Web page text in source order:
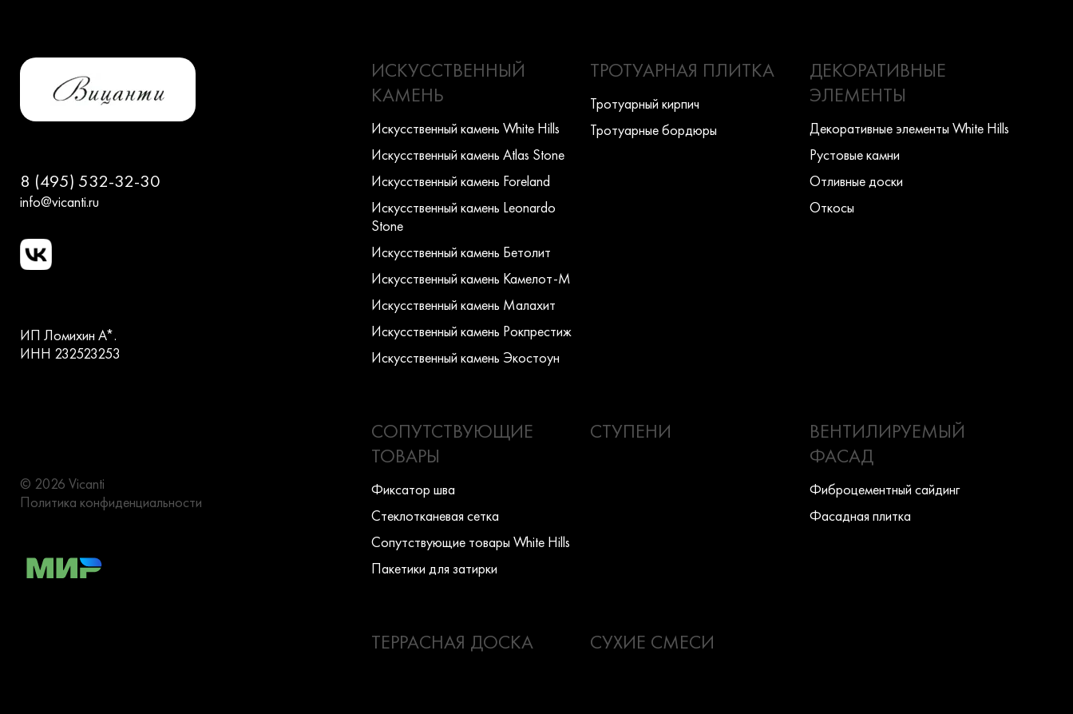
8 (495) 532-32-30
info@vicanti.ru
ИП Ломихин А*.
ИНН 232523253
© 2026 Vicanti
Политика конфиденциальности
ИСКУССТВЕННЫЙ
КАМЕНЬ
Искусcтвенный камень White Hills
Искусcтвенный камень Atlas Stone
Искусcтвенный камень Foreland
Искусcтвенный камень Leonardo
Stone
Искусcтвенный камень Бетолит
Искусcтвенный камень Камелот-М
Искусcтвенный камень Малахит
Искусcтвенный камень Рокпрестиж
Искусcтвенный камень Экостоун
ТРОТУАРНАЯ ПЛИТКА
Тротуарный кирпич
Тротуарные бордюры
ДЕКОРАТИВНЫЕ
ЭЛЕМЕНТЫ
Декоративные элементы White Hills
Рустовые камни
Отливные доски
Откосы
СОПУТСТВУЮЩИЕ
ТОВАРЫ
Фиксатор шва
Стеклотканевая сетка
Сопутствующие товары White Hills
Пакетики для затирки
СТУПЕНИ
ВЕНТИЛИРУЕМЫЙ
ФАСАД
Фиброцементный сайдинг
Фасадная плитка
ТЕРРАСНАЯ ДОСКА СУХИЕ СМЕСИ